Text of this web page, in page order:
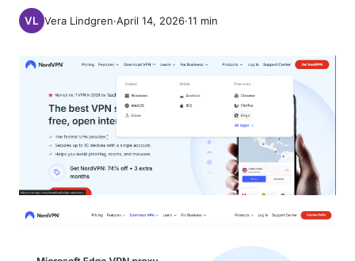
Vera Lindgren·April 14, 2026·11 min